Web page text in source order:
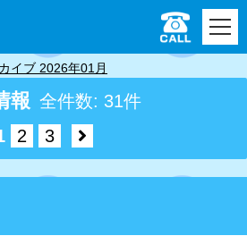
イブ 2026年01月
報 全件数: 31件
2 3